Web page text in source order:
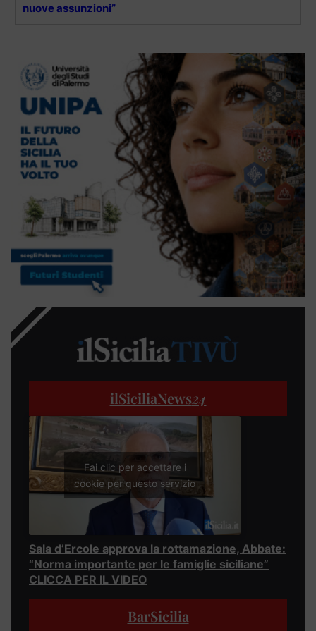
nuove assunzioni”
ilSiciliaNews24
Fai clic per accettare i
cookie per questo servizio
Sala d’Ercole approva la rottamazione, Abbate:
“Norma importante per le famiglie siciliane”
CLICCA PER IL VIDEO
BarSicilia